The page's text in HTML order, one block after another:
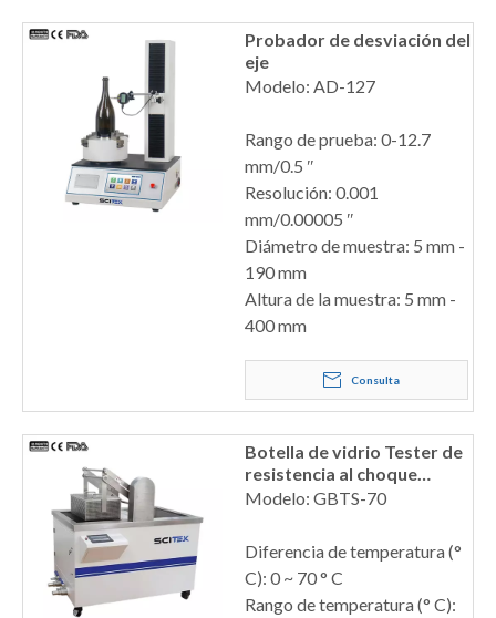
Probador de desviación del
eje
Modelo: AD-127
Rango de prueba: 0-12.7
mm/0.5 ″
Resolución: 0.001
mm/0.00005 ″
Diámetro de muestra: 5 mm -
190 mm
Altura de la muestra: 5 mm -
400 mm
Consulta
Botella de vidrio Tester de
resistencia al choque
térmico
Modelo: GBTS-70
Diferencia de temperatura (°
C): 0 ~ 70 ° C
Rango de temperatura (° C):